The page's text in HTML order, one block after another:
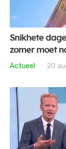
Snikhete
zomer moet
Actueel
20